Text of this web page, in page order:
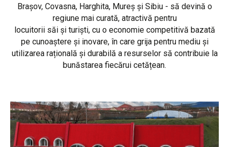
Brașov, Covasna, Harghita, Mureș și Sibiu - să devină o
regiune mai curată, atractivă pentru
locuitorii săi și turiști, cu o economie competitivă bazată
pe cunoaștere și inovare, în care grija pentru mediu și
utilizarea rațională și durabilă a resurselor să contribuie la
bunăstarea fiecărui cetățean.